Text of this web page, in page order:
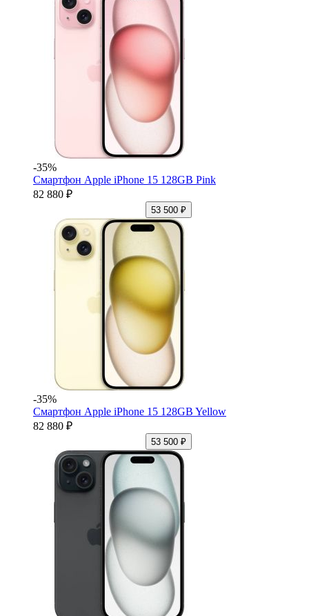
-35%
Смартфон Apple iPhone 15 128GB Pink
82 880 ₽
53 500 ₽
-35%
Смартфон Apple iPhone 15 128GB Yellow
82 880 ₽
53 500 ₽